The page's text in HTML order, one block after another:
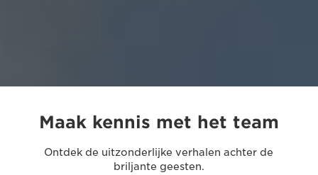
Maak kennis met het team
Ontdek de uitzonderlijke verhalen achter de
briljante geesten.